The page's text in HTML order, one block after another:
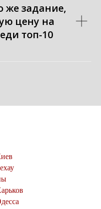
же задание,
цену на
топ-10